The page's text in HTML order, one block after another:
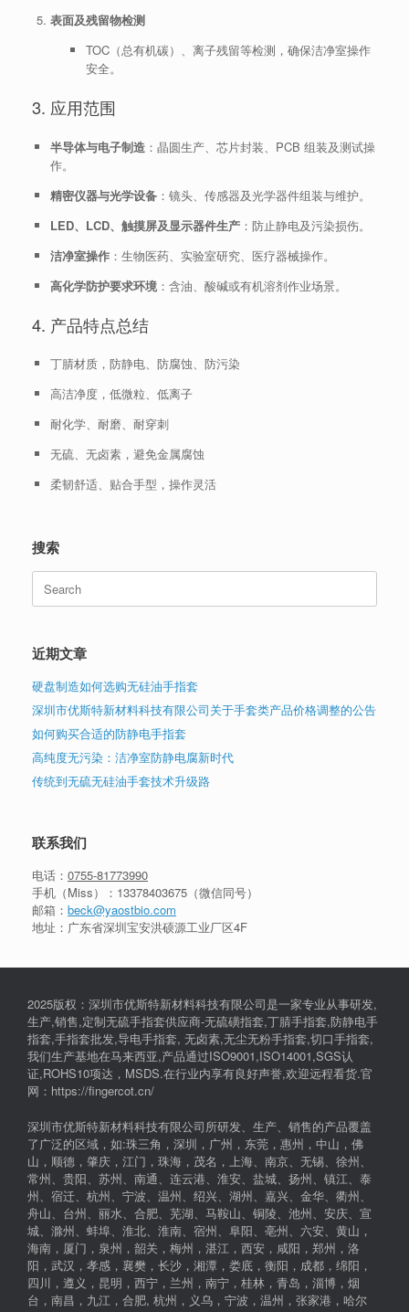
表面及残留物检测
TOC（总有机碳）、离子残留等检测，确保洁净室操作
安全。
3. 应用范围
半导体与电子制造：晶圆生产、芯片封装、PCB 组装及测试操
作。
精密仪器与光学设备：镜头、传感器及光学器件组装与维护。
LED、LCD、触摸屏及显示器件生产：防止静电及污染损伤。
洁净室操作：生物医药、实验室研究、医疗器械操作。
高化学防护要求环境：含油、酸碱或有机溶剂作业场景。
4. 产品特点总结
丁腈材质，防静电、防腐蚀、防污染
高洁净度，低微粒、低离子
耐化学、耐磨、耐穿刺
无硫、无卤素，避免金属腐蚀
柔韧舒适、贴合手型，操作灵活
搜索
Search
for:
近期文章
硬盘制造如何选购无硅油手指套
深圳市优斯特新材料科技有限公司关于手套类产品价格调整的公告
如何购买合适的防静电手指套
高纯度无污染：洁净室防静电腐新时代
传统到无硫无硅油手套技术升级路
联系我们
电话： 0755-81773990
手机（Miss）： 13378403675 （微信同号）
邮箱： beck@yaostbio.com
地址：广东省深圳宝安洪硕源工业厂区4F
2025版权：深圳市优斯特新材料科技有限公司是一家专业从事研发,
生产,销售,定制无硫手指套供应商-无硫磺指套,丁腈手指套,防静电手
指套,手指套批发,导电手指套, 无卤素,无尘无粉手指套,切口手指套,
我们生产基地在马来西亚,产品通过ISO9001,ISO14001,SGS认
证,ROHS10项达，MSDS.在行业内享有良好声誉,欢迎远程看货.官
网：https://fingercot.cn/
深圳市优斯特新材料科技有限公司所研发、生产、销售的产品覆盖
了广泛的区域，如:珠三角，深圳，广州，东莞，惠州，中山，佛
山，顺德，肇庆，江门，珠海，茂名，上海、南京、无锡、徐州、
常州、贵阳、苏州、南通、连云港、淮安、盐城、扬州、镇江、泰
州、宿迁、杭州、宁波、温州、绍兴、湖州、嘉兴、金华、衢州、
舟山、台州、丽水、合肥、芜湖、马鞍山、铜陵、池州、安庆、宣
城、滁州、蚌埠、淮北、淮南、宿州、阜阳、亳州、六安、黄山，
海南，厦门，泉州，韶关，梅州，湛江，西安，咸阳，郑州，洛
阳，武汉，孝感，襄樊，长沙，湘潭，娄底，衡阳，成都，绵阳，
四川，遵义，昆明，西宁，兰州，南宁，桂林，青岛，淄博，烟
台，南昌，九江，合肥, 杭州，义乌，宁波，温州，张家港，哈尔